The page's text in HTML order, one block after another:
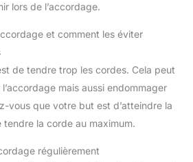
lors de l’accordage.
et comment les éviter
de tendre trop les cordes. Cela peut
mais aussi endommager
vous que votre but est d’atteindre la
tendre la corde au maximum.
régulièrement